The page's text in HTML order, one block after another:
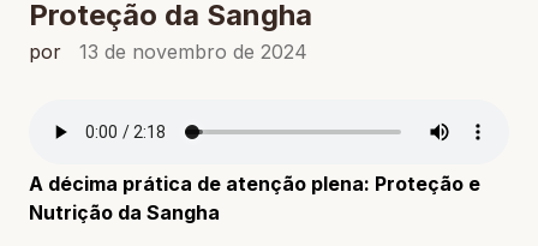
Italiano / Italiano
ภาษาไทย / Tailandês
Proteção da Sangha
por 13 de novembro de 2024
A décima prática de atenção plena: Proteção e
Nutrição da Sangha